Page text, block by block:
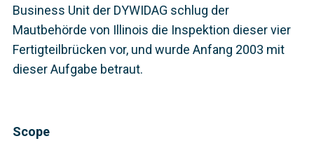
Business Unit der DYWIDAG schlug der
Mautbehörde von Illinois die Inspektion dieser vier
Fertigteilbrücken vor, und wurde Anfang 2003 mit
dieser Aufgabe betraut.
Scope